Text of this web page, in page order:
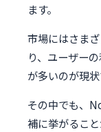
ます。
市場にはさま
り、ユーザー
が多いのが現状
その中でも、
補に挙がるこ